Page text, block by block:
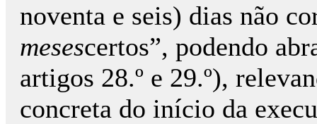
noventa e seis) dias não
mesescertos”, podendo
artigos 28.º e 29.º),
concreta do início da